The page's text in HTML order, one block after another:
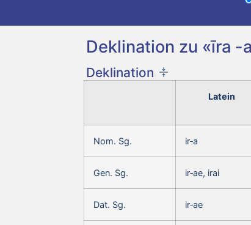
Deklination zu «īra -
Deklination
Latein
Nom. Sg. ir‑a
Gen. Sg. ir‑ae, irai
Dat. Sg. ir‑ae